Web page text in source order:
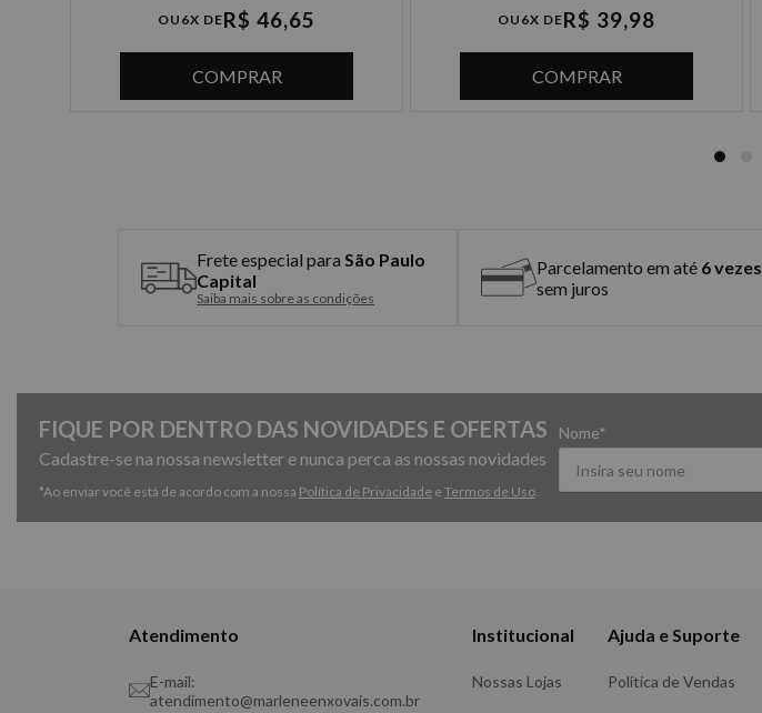
OU 6X DER$ 46,65
COMPRAR
OU 6X DER$ 39,98
COMPRAR
Frete especial para São Paulo
Capital
Saiba mais sobre as condições
Parcelamento em até 6 vezes
sem juros
FIQUE POR DENTRO DAS NOVIDADES E OFERTAS
Cadastre-se na nossa newsletter e nunca perca as nossas novidades
*Ao enviar você está de acordo com a nossa Política de Privacidade e Termos de Uso.
Nome*
Atendimento
E-mail:
atendimento@marleneenxovais.com.br
Institucional
Nossas Lojas
Ajuda e Suporte
Política de Vendas